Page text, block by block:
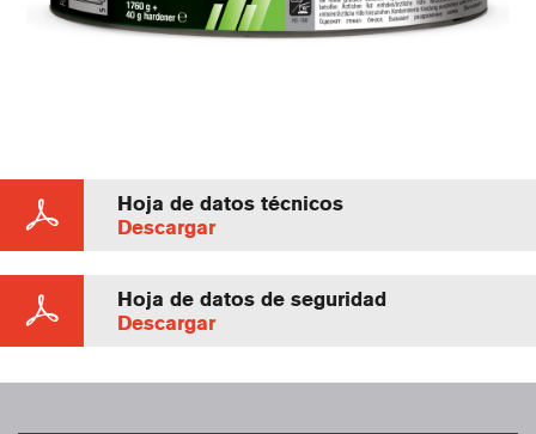
Hoja de datos técnicos
Descargar
Hoja de datos de seguridad
Descargar